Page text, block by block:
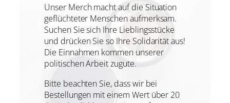
Unser Merch macht auf die Situation
geflüchteter Menschen aufmerksam.
Suchen Sie sich Ihre Lieblingsstücke
und drücken Sie so Ihre Solidarität aus!
Die Einnahmen kommen unserer
politischen Arbeit zugute.
Bitte beachten Sie, dass wir bei
Bestellungen mit einem Wert über 20